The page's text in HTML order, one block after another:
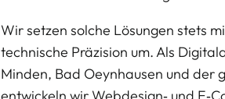
Wir setzen solche Lösungen stets
technische Präzision um. Als
Minden, Bad Oeynhausen und der